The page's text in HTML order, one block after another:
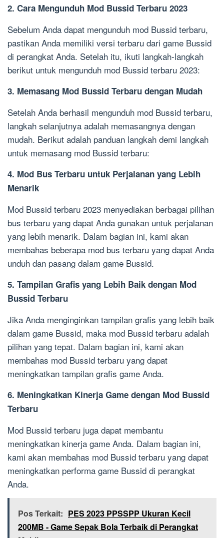
2. Cara Mengunduh Mod Bussid Terbaru 2023
Sebelum Anda dapat mengunduh mod Bussid terbaru,
pastikan Anda memiliki versi terbaru dari game Bussid
di perangkat Anda. Setelah itu, ikuti langkah-langkah
berikut untuk mengunduh mod Bussid terbaru 2023:
3. Memasang Mod Bussid Terbaru dengan Mudah
Setelah Anda berhasil mengunduh mod Bussid terbaru,
langkah selanjutnya adalah memasangnya dengan
mudah. Berikut adalah panduan langkah demi langkah
untuk memasang mod Bussid terbaru:
4. Mod Bus Terbaru untuk Perjalanan yang Lebih
Menarik
Mod Bussid terbaru 2023 menyediakan berbagai pilihan
bus terbaru yang dapat Anda gunakan untuk perjalanan
yang lebih menarik. Dalam bagian ini, kami akan
membahas beberapa mod bus terbaru yang dapat Anda
unduh dan pasang dalam game Bussid.
5. Tampilan Grafis yang Lebih Baik dengan Mod
Bussid Terbaru
Jika Anda menginginkan tampilan grafis yang lebih baik
dalam game Bussid, maka mod Bussid terbaru adalah
pilihan yang tepat. Dalam bagian ini, kami akan
membahas mod Bussid terbaru yang dapat
meningkatkan tampilan grafis game Anda.
6. Meningkatkan Kinerja Game dengan Mod Bussid
Terbaru
Mod Bussid terbaru juga dapat membantu
meningkatkan kinerja game Anda. Dalam bagian ini,
kami akan membahas mod Bussid terbaru yang dapat
meningkatkan performa game Bussid di perangkat
Anda.
Pos Terkait: PES 2023 PPSSPP Ukuran Kecil
200MB - Game Sepak Bola Terbaik di Perangkat